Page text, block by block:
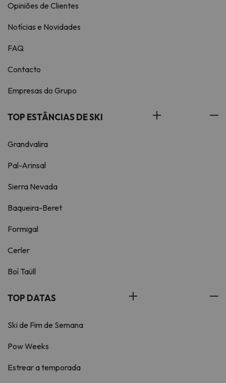
Opiniões de Clientes
Notícias e Novidades
FAQ
Contacto
Empresas do Grupo
TOP ESTÂNCIAS DE SKI
Grandvalira
Pal-Arinsal
Sierra Nevada
Baqueira-Beret
Formigal
Cerler
Boí Taüll
TOP DATAS
Ski de Fim de Semana
Pow Weeks
Estrear a temporada